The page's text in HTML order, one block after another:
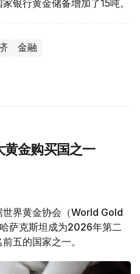
银行黄金储备增加了15吨。
金融
黄金购买国之一
世界黄金协会（World Gold
萨克斯坦成为2026年第二
五的国家之一。